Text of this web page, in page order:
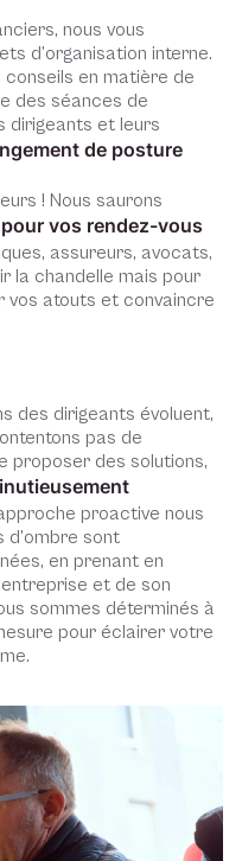
nous vous
d’organisation interne.
en matière de
des séances de
dirigeants et leurs
de posture
! Nous saurons
vos rendez-vous
assureurs, avocats,
la chandelle mais pour
vos atouts et convaincre
des dirigeants évoluent,
pas de
proposer des solutions,
proactive nous
d’ombre sont
en prenant en
et de son
sommes déterminés à
pour éclairer votre